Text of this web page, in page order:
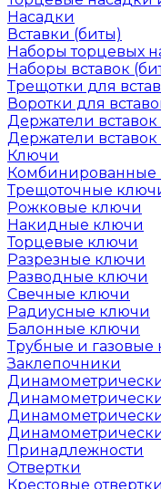
Насадки
Вставки (биты)
Наборы торцевых
Наборы вставок
Трещотки для
Воротки для
Держатели вставок
Держатели
Ключи
Комбинированные
Трещоточные
Рожковые ключи
Накидные ключи
Торцевые ключи
Разрезные ключи
Разводные ключи
Свечные ключи
Радиусные ключи
Балонные ключи
Трубные и газовые
Заклепочники
Принадлежности
Отвертки
Крестовые отвертки